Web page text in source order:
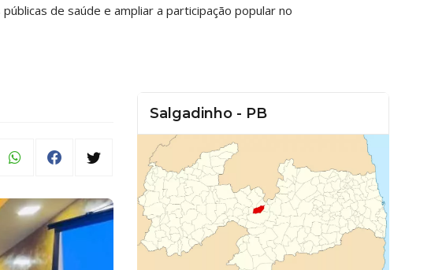
de saúde e ampliar a participação popular no
Salgadinho - PB